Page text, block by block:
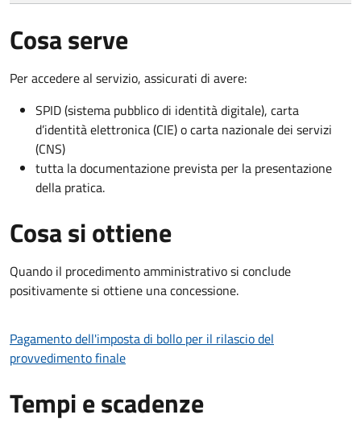
Cosa serve
Per accedere al servizio, assicurati di avere:
SPID (sistema pubblico di identità digitale), carta
d’identità elettronica (CIE) o carta nazionale dei servizi
(CNS)
tutta la documentazione prevista per la presentazione
della pratica.
Cosa si ottiene
Quando il procedimento amministrativo si conclude
positivamente si ottiene una concessione.
Pagamento dell'imposta di bollo per il rilascio del
provvedimento finale
Tempi e scadenze